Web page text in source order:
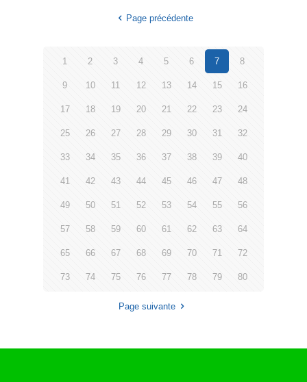
Page précédente
1 2 3 4 5 6 7 8
9 10 11 12 13 14 15 16
17 18 19 20 21 22 23 24
25 26 27 28 29 30 31 32
33 34 35 36 37 38 39 40
41 42 43 44 45 46 47 48
49 50 51 52 53 54 55 56
57 58 59 60 61 62 63 64
65 66 67 68 69 70 71 72
73 74 75 76 77 78 79 80
Page suivante